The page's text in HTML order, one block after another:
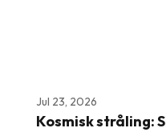
Jul 23, 2026
Kosmisk stråling: